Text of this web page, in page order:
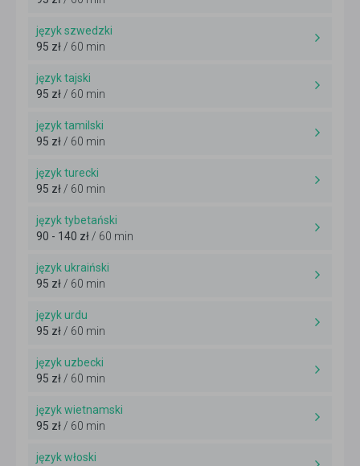
język szwedzki
95 zł / 60 min
język tajski
95 zł / 60 min
język tamilski
95 zł / 60 min
język turecki
95 zł / 60 min
język tybetański
90 - 140 zł / 60 min
język ukraiński
95 zł / 60 min
język urdu
95 zł / 60 min
język uzbecki
95 zł / 60 min
język wietnamski
95 zł / 60 min
język włoski